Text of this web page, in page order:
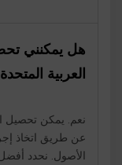
هل يمكنني
العربية
نعم. يمكن تحصيل
عن طريق اتخاذ
الأصول. نحدد